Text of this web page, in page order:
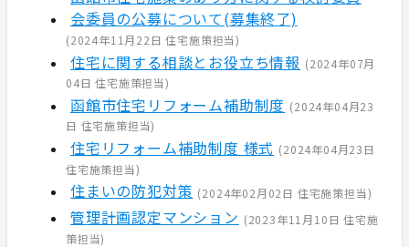
会委員の公募について(募集終了)
(2024年11月22日 住宅施策担当)
住宅に関する相談とお役立ち情報 (2024年07月
04日 住宅施策担当)
函館市住宅リフォーム補助制度 (2024年04月23
日 住宅施策担当)
住宅リフォーム補助制度 様式 (2024年04月23日
住宅施策担当)
住まいの防犯対策 (2024年02月02日 住宅施策担当)
管理計画認定マンション (2023年11月10日 住宅施
策担当)